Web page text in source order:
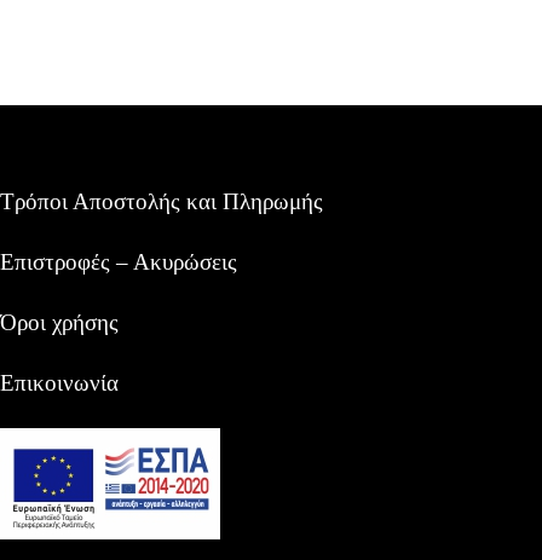
Τρόποι Αποστολής και Πληρωμής
Επιστροφές – Ακυρώσεις
Όροι χρήσης
Επικοινωνία